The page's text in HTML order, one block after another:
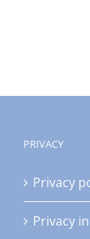
PRIVACY
Privacy
Privacy